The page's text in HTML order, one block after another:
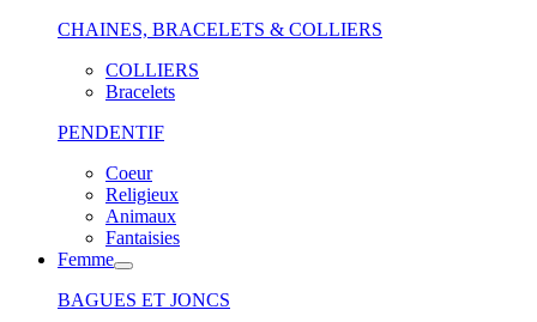
CHAINES, BRACELETS & COLLIERS
COLLIERS
Bracelets
PENDENTIF
Coeur
Religieux
Animaux
Fantaisies
Femme
BAGUES ET JONCS